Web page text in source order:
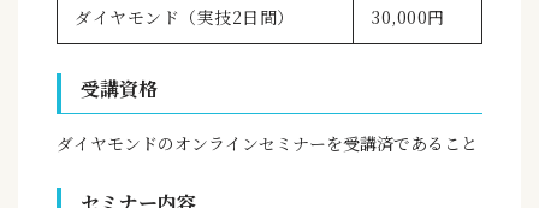
ダイヤモンド（実技2日間） 30,000円
受講資格
ダイヤモンドのオンラインセミナーを受講済であること
セミナー内容